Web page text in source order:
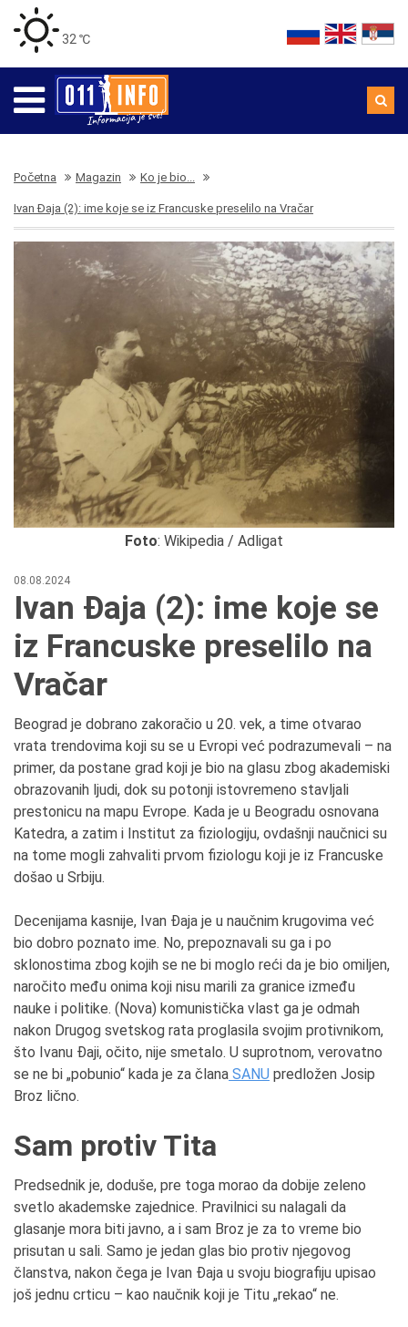
32 ℃
Početna Magazin Ko je bio...
Ivan Đaja (2): ime koje se iz Francuske preselilo na Vračar
Foto: Wikipedia / Adligat
08.08.2024
Ivan Đaja (2): ime koje se
iz Francuske preselilo na
Vračar
Beograd je dobrano zakoračio u 20. vek, a time otvarao
vrata trendovima koji su se u Evropi već podrazumevali – na
primer, da postane grad koji je bio na glasu zbog akademiski
obrazovanih ljudi, dok su potonji istovremeno stavljali
prestonicu na mapu Evrope. Kada je u Beogradu osnovana
Katedra, a zatim i Institut za fiziologiju, ovdašnji naučnici su
na tome mogli zahvaliti prvom fiziologu koji je iz Francuske
došao u Srbiju.
Decenijama kasnije, Ivan Đaja je u naučnim krugovima već
bio dobro poznato ime. No, prepoznavali su ga i po
sklonostima zbog kojih se ne bi moglo reći da je bio omiljen,
naročito među onima koji nisu marili za granice između
nauke i politike. (Nova) komunistička vlast ga je odmah
nakon Drugog svetskog rata proglasila svojim protivnikom,
što Ivanu Đaji, očito, nije smetalo. U suprotnom, verovatno
se ne bi „pobunio“ kada je za člana SANU predložen Josip
Broz lično.
Sam protiv Tita
Predsednik je, doduše, pre toga morao da dobije zeleno
svetlo akademske zajednice. Pravilnici su nalagali da
glasanje mora biti javno, a i sam Broz je za to vreme bio
prisutan u sali. Samo je jedan glas bio protiv njegovog
članstva, nakon čega je Ivan Đaja u svoju biografiju upisao
još jednu crticu – kao naučnik koji je Titu „rekao“ ne.